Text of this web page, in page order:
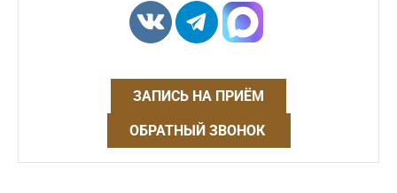
ЗАПИСЬ НА ПРИЁМ
ОБРАТНЫЙ ЗВОНОК